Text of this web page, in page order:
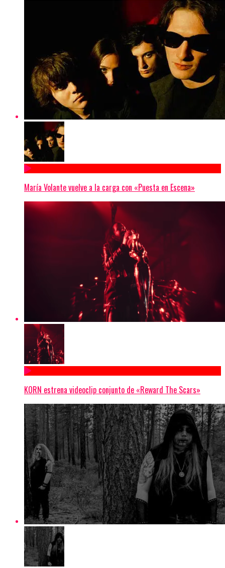
María Volante vuelve a la carga con «Puesta en Escena»
KORN estrena videoclip conjunto de «Reward The Scars»